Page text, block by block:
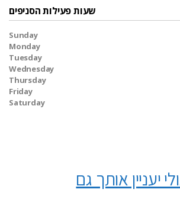
שעות פעילות הסניפים
Sunday
Monday
Tuesday
Wednesday
Thursday
Friday
Saturday
יעניין אותך גם